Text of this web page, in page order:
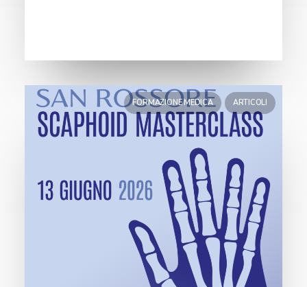
FORMAZIONE MEDICA ARTICOLI